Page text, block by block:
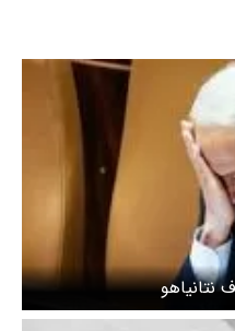
نتانیاهو